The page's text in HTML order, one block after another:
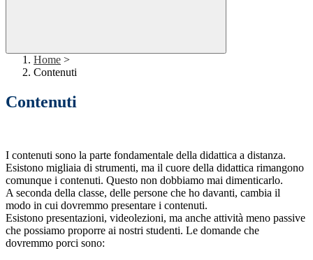
Home >
Contenuti
Contenuti
I contenuti sono la parte fondamentale della didattica a distanza.
Esistono migliaia di strumenti, ma il cuore della didattica rimangono
comunque i contenuti. Questo non dobbiamo mai dimenticarlo.
A seconda della classe, delle persone che ho davanti, cambia il
modo in cui dovremmo presentare i contenuti.
Esistono presentazioni, videolezioni, ma anche attività meno passive
che possiamo proporre ai nostri studenti. Le domande che
dovremmo porci sono: